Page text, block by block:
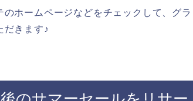
ホームページなどをチェックして、グラ
だきます♪